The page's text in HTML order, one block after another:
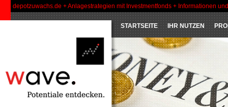
depotzuwachs.de + Anlagestrategien mit Investmentfonds + Informationen
STARTSEITE IHR NUTZEN